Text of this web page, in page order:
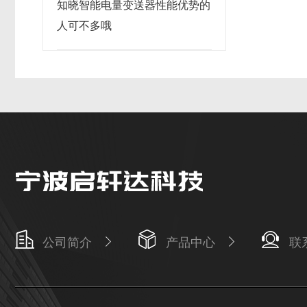
知晓智能电量变送器性能优势的
人可不多哦
公司简介 产品中心 联